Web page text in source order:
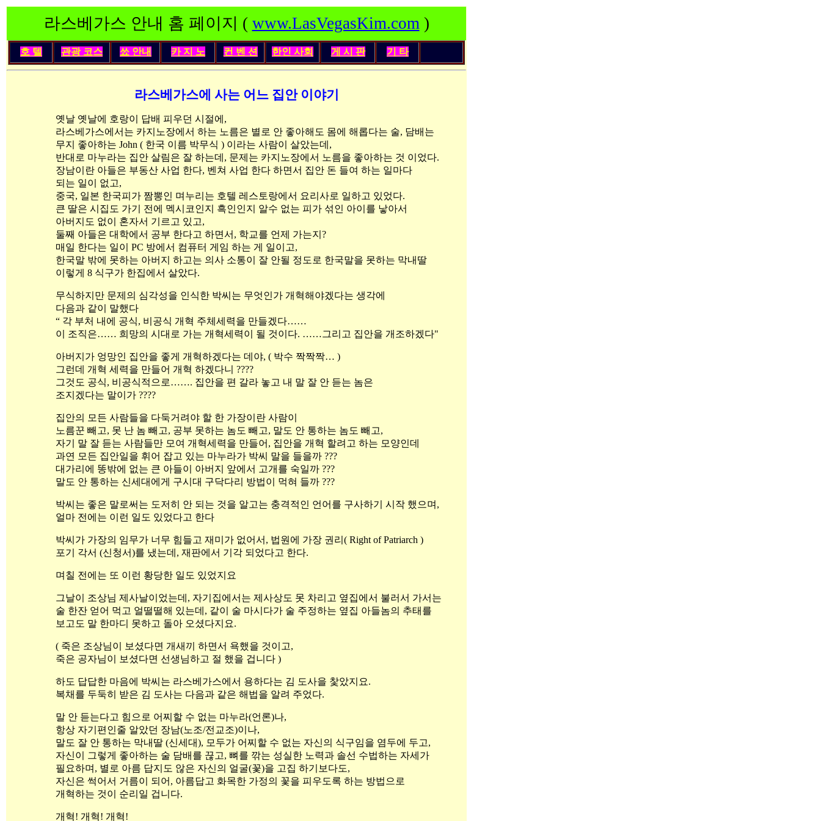
라스베가스 안내 홈 페이지 ( www.LasVegasKim.com)
호 텔 관광 코스 쑈 안내 카 지 노 컨 벤 션 한인 사회 게 시 판 기 타
라스베가스에 사는 어느 집안 이야기
옛날 옛날에 호랑이 답배 피우던 시절에,
라스베가스에서는 카지노장에서 하는 노름은 별로 안 좋아해도 몸에 해롭다는 술, 담배는
무지 좋아하는 John ( 한국 이름 박무식 ) 이라는 사람이 살았는데,
반대로 마누라는 집안 살림은 잘 하는데, 문제는 카지노장에서 노름을 좋아하는 것 이었다.
장남이란 아들은 부동산 사업 한다, 벤쳐 사업 한다 하면서 집안 돈 들여 하는 일마다
되는 일이 없고,
중국, 일본 한국피가 짬뽕인 며누리는 호텔 레스토랑에서 요리사로 일하고 있었다.
큰 딸은 시집도 가기 전에 멕시코인지 흑인인지 알수 없는 피가 섞인 아이를 낳아서
아버지도 없이 혼자서 기르고 있고,
둘째 아들은 대학에서 공부 한다고 하면서, 학교를 언제 가는지?
매일 한다는 일이 PC 방에서 컴퓨터 게임 하는 게 일이고,
한국말 밖에 못하는 아버지 하고는 의사 소통이 잘 안될 정도로 한국말을 못하는 막내딸
이렇게 8 식구가 한집에서 살았다.
무식하지만 문제의 심각성을 인식한 박씨는 무엇인가 개혁해야겠다는 생각에
다음과 같이 말했다
“ 각 부처 내에 공식, 비공식 개혁 주체세력을 만들겠다……
이 조직은…… 희망의 시대로 가는 개혁세력이 될 것이다. ……그리고 집안을 개조하겠다"
아버지가 엉망인 집안을 좋게 개혁하겠다는 데야, ( 박수 짝짝짝… )
그런데 개혁 세력을 만들어 개혁 하겠다니 ????
그것도 공식, 비공식적으로……. 집안을 편 갈라 놓고 내 말 잘 안 듣는 놈은
조지겠다는 말이가 ????
집안의 모든 사람들을 다둑거려야 할 한 가장이란 사람이
노름꾼 빼고, 못 난 놈 빼고, 공부 못하는 놈도 빼고, 말도 안 통하는 놈도 빼고,
자기 말 잘 듣는 사람들만 모여 개혁세력을 만들어, 집안을 개혁 할려고 하는 모양인데
과연 모든 집안일을 휘어 잡고 있는 마누라가 박씨 말을 들을까 ???
대가리에 똥밖에 없는 큰 아들이 아버지 앞에서 고개를 숙일까 ???
말도 안 통하는 신세대에게 구시대 구닥다리 방법이 먹혀 들까 ???
박씨는 좋은 말로써는 도저히 안 되는 것을 알고는 충격적인 언어를 구사하기 시작 했으며,
얼마 전에는 이런 일도 있었다고 한다
박씨가 가장의 임무가 너무 힘들고 재미가 없어서, 법원에 가장 권리( Right of Patriarch )
포기 각서 (신청서)를 냈는데, 재판에서 기각 되었다고 한다.
며칠 전에는 또 이런 황당한 일도 있었지요
그날이 조상님 제사날이었는데, 자기집에서는 제사상도 못 차리고 옆집에서 불러서 가서는
술 한잔 얻어 먹고 얼떨떨해 있는데, 같이 술 마시다가 술 주정하는 옆집 아들놈의 추태를
보고도 말 한마디 못하고 돌아 오셨다지요.
( 죽은 조상님이 보셨다면 개새끼 하면서 욕했을 것이고,
죽은 공자님이 보셨다면 선생님하고 절 했을 겁니다 )
하도 답답한 마음에 박씨는 라스베가스에서 용하다는 김 도사을 찿았지요.
복채를 두둑히 받은 김 도사는 다음과 같은 해법을 알려 주었다.
말 안 듣는다고 힘으로 어찌할 수 없는 마누라(언론)나,
항상 자기편인줄 알았던 장남(노조/전교조)이나,
말도 잘 안 통하는 막내딸 (신세대), 모두가 어찌할 수 없는 자신의 식구임을 염두에 두고,
자신이 그렇게 좋아하는 술 담배를 끊고, 뼈를 깎는 성실한 노력과 솔선 수법하는 자세가
필요하며, 별로 아름 답지도 않은 자신의 얼굴(꽃)을 고집 하기보다도,
자신은 썩어서 거름이 되어, 아름답고 화목한 가정의 꽃을 피우도록 하는 방법으로
개혁하는 것이 순리일 겁니다.
개혁! 개혁! 개혁!